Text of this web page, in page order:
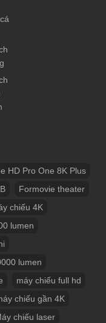
HD Pro One 8K Plus
Formovie theater
chiếu 4K
lumen
lumen
máy chiếu full hd
chiếu gần 4K
chiếu laser